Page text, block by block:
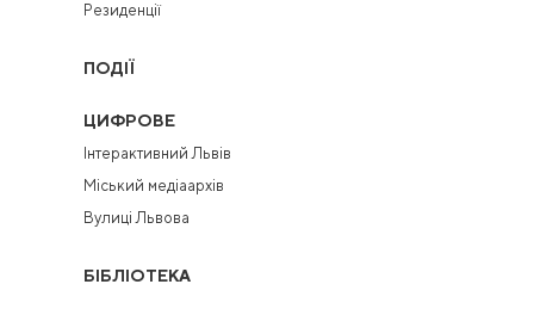
Резиденції
ПОДІЇ
ЦИФРОВЕ
Інтерактивний Львів
Міський медіаархів
Вулиці Львова
БІБЛІОТЕКА